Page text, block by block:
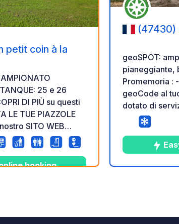
petit coin à la
25 e 26
LE TUE PIAZZOLE
SITO WEB
in direzione di
e sicura su
booking
(47430)
geoSPOT:
pianeggiante,
Promemoria :
geoCode al
dotato di
fuoco né
e senza
- https://